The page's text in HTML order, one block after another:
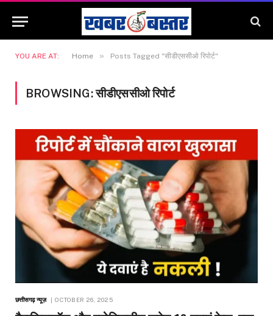
YOU ARE AT: Home » Posts Tagged "सीडीएससीओ रिपोर्ट"
BROWSING:सीडीएससीओ रिपोर्ट
छत्तीसगढ़ न्यूज़ OCTOBER 26, 2025